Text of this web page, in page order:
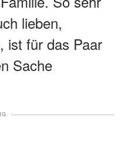
lieben,
ist für das Paar
Sache